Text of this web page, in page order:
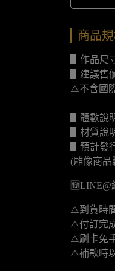
商品
▋作品尺
▋建議售
⚠️不含國
▋體數說
▋材質說
▋預計發
(雕像商品
🆕LINE@
⚠️到貨時
⚠️付訂完
⚠️刷卡免
⚠️補款時